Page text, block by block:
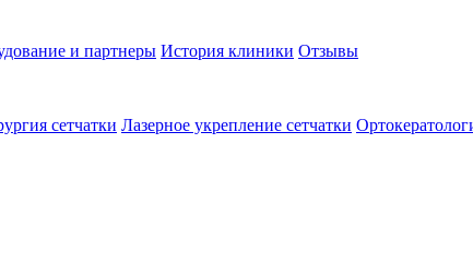
и партнеры История клиники Отзывы
сетчатки Лазерное укрепление сетчатки